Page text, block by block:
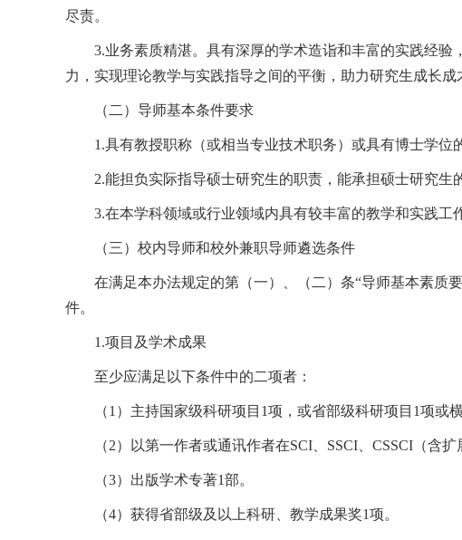
尽责。
3.业务素质精湛。具有深厚的学术造诣和丰富的实践经
力，实现理论教学与实践指导之间的平衡，助力研究生成长成
（二）导师基本条件要求
1.具有教授职称（或相当专业技术职务）或具有博士学位
2.能担负实际指导硕士研究生的职责，能承担硕士研究生
3.在本学科领域或行业领域内具有较丰富的教学和实践工
（三）校内导师和校外兼职导师遴选条件
在满足本办法规定的第（一）、（二）条“导师基本素质
件。
1.项目及学术成果
至少应满足以下条件中的二项者：
（1）主持国家级科研项目1项，或省部级科研项目1项或
（2）以第一作者或通讯作者在SCI、SSCI、CSSCI（含
（3）出版学术专著1部。
（4）获得省部级及以上科研、教学成果奖1项。